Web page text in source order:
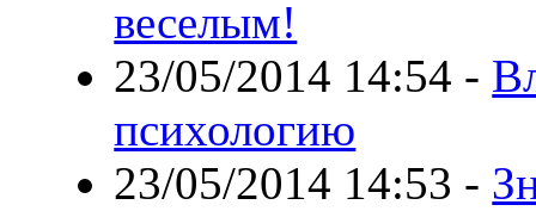
веселым!
23/05/2014 14:54 -
психологию
23/05/2014 14:53 -